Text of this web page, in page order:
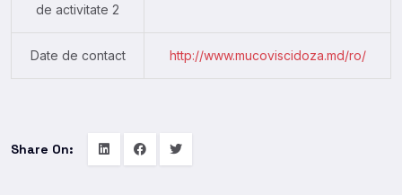
de activitate 2
Date de contact http://www.mucoviscidoza.md/ro/
Share On: